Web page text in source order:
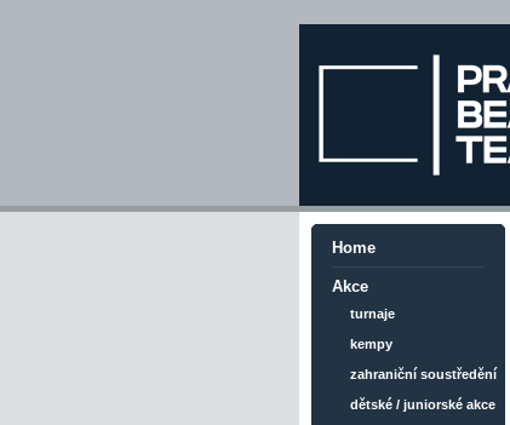
Home
Akce
turnaje
kempy
zahraniční soustředění
dětské / juniorské akce